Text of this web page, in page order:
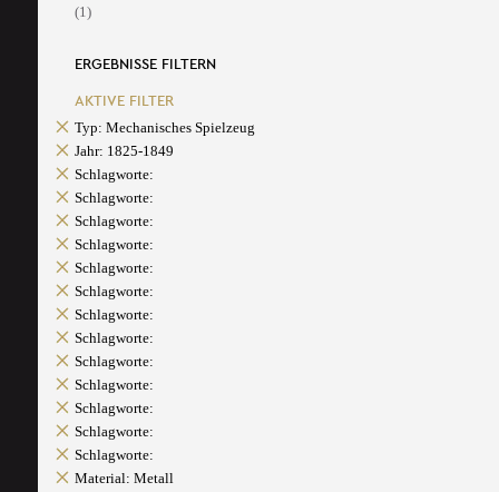
(1)
ERGEBNISSE FILTERN
AKTIVE FILTER
Typ: Mechanisches Spielzeug
Jahr: 1825-1849
Schlagworte:
Schlagworte:
Schlagworte:
Schlagworte:
Schlagworte:
Schlagworte:
Schlagworte:
Schlagworte:
Schlagworte:
Schlagworte:
Schlagworte:
Schlagworte:
Schlagworte:
Material: Metall